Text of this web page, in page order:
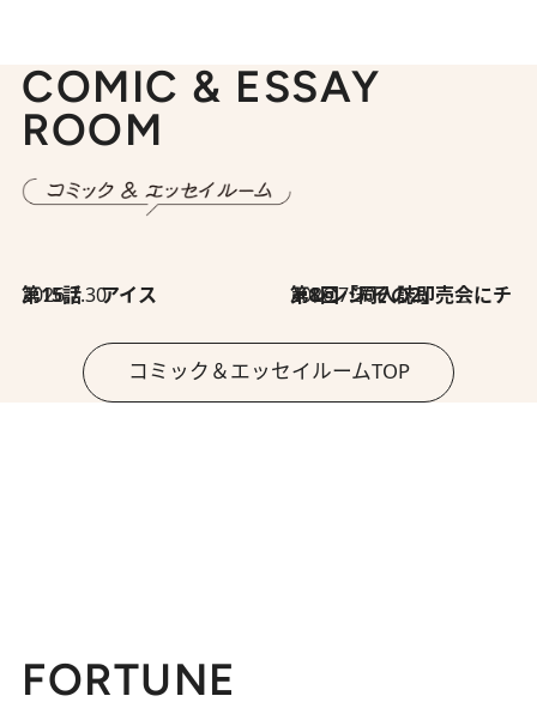
COMIC & ESSAY
ROOM
2026.7.30
第15話 アイス 2026.7.30
第8回「同人誌即売会にチャレンジ その2」
コミック＆エッセイルームTOP
FORTUNE